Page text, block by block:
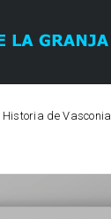
de Vasconia